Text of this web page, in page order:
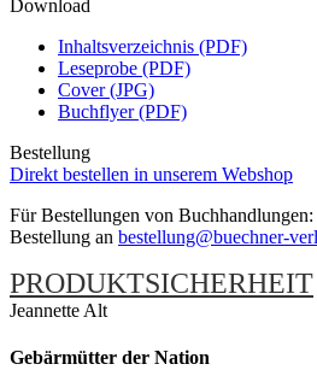
Download
Inhaltsverzeichnis (PDF)
Leseprobe (PDF)
Cover (JPG)
Buchflyer (PDF)
Bestellung
Direkt bestellen in unserem Webshop
Für Bestellungen von
Bestellung an bestellung@buechner-
PRODUKTSICHERHEIT
Jeannette Alt
Gebärmütter der Nation